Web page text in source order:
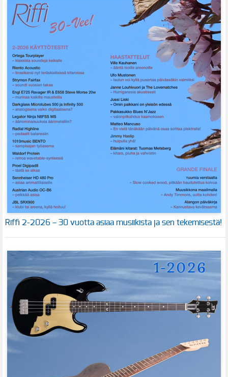
Riffi 2-2026 – 30 vuotta asiaa musiikista ja sen tekemisestä!